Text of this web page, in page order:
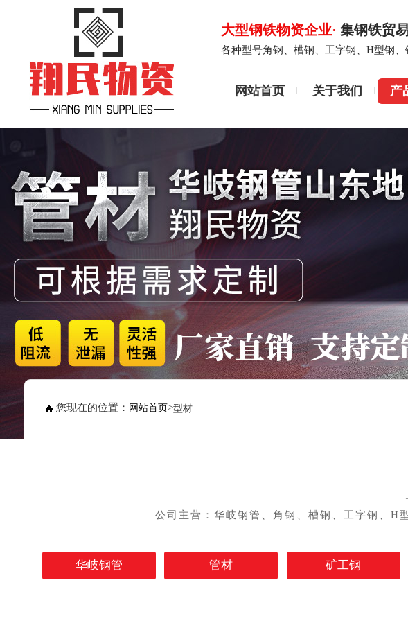
大型钢铁物资企业· 集钢铁贸
各种型号角钢、槽钢、工字钢、H型钢
网站首页 关于我们 产
您现在的位置： 网站首页>型材
公司主营：华岐钢管、角钢、槽钢、工字钢、H
华岐钢管 管材 矿工钢